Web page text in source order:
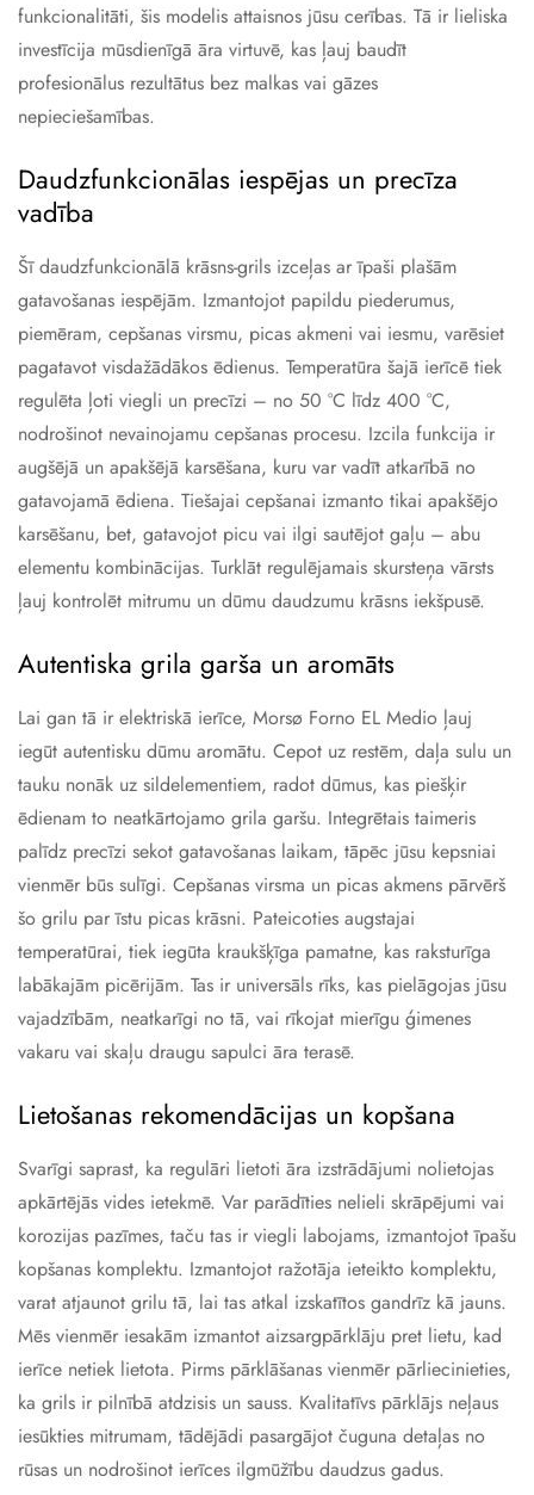
funkcionalitāti, šis modelis attaisnos jūsu cerības. Tā ir lieliska
investīcija mūsdienīgā āra virtuvē, kas ļauj baudīt
profesionālus rezultātus bez malkas vai gāzes
nepieciešamības.
Daudzfunkcionālas iespējas un precīza
vadība
Šī daudzfunkcionālā krāsns-grils izceļas ar īpaši plašām
gatavošanas iespējām. Izmantojot papildu piederumus,
piemēram, cepšanas virsmu, picas akmeni vai iesmu, varēsiet
pagatavot visdažādākos ēdienus. Temperatūra šajā ierīcē tiek
regulēta ļoti viegli un precīzi – no 50 °C līdz 400 °C,
nodrošinot nevainojamu cepšanas procesu. Izcila funkcija ir
augšējā un apakšējā karsēšana, kuru var vadīt atkarībā no
gatavojamā ēdiena. Tiešajai cepšanai izmanto tikai apakšējo
karsēšanu, bet, gatavojot picu vai ilgi sautējot gaļu – abu
elementu kombinācijas. Turklāt regulējamais skursteņa vārsts
ļauj kontrolēt mitrumu un dūmu daudzumu krāsns iekšpusē.
Autentiska grila garša un aromāts
Lai gan tā ir elektriskā ierīce, Morsø Forno EL Medio ļauj
iegūt autentisku dūmu aromātu. Cepot uz restēm, daļa sulu un
tauku nonāk uz sildelementiem, radot dūmus, kas piešķir
ēdienam to neatkārtojamo grila garšu. Integrētais taimeris
palīdz precīzi sekot gatavošanas laikam, tāpēc jūsu kepsniai
vienmēr būs sulīgi. Cepšanas virsma un picas akmens pārvērš
šo grilu par īstu picas krāsni. Pateicoties augstajai
temperatūrai, tiek iegūta kraukšķīga pamatne, kas raksturīga
labākajām picērijām. Tas ir universāls rīks, kas pielāgojas jūsu
vajadzībām, neatkarīgi no tā, vai rīkojat mierīgu ģimenes
vakaru vai skaļu draugu sapulci āra terasē.
Lietošanas rekomendācijas un kopšana
Svarīgi saprast, ka regulāri lietoti āra izstrādājumi nolietojas
apkārtējās vides ietekmē. Var parādīties nelieli skrāpējumi vai
korozijas pazīmes, taču tas ir viegli labojams, izmantojot īpašu
kopšanas komplektu. Izmantojot ražotāja ieteikto komplektu,
varat atjaunot grilu tā, lai tas atkal izskatītos gandrīz kā jauns.
Mēs vienmēr iesakām izmantot aizsargpārklāju pret lietu, kad
ierīce netiek lietota. Pirms pārklāšanas vienmēr pārliecinieties,
ka grils ir pilnībā atdzisis un sauss. Kvalitatīvs pārklājs neļaus
iesūkties mitrumam, tādējādi pasargājot čuguna detaļas no
rūsas un nodrošinot ierīces ilgmūžību daudzus gadus.